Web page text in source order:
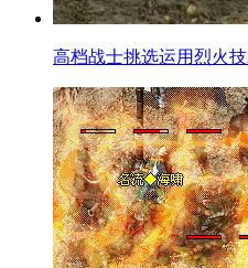
高档战士挑选运用烈火